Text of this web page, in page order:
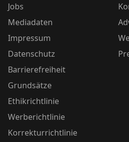
Jobs
Mediadaten
Impressum
Datenschutz
Barrierefreiheit
Grundsätze
Ethikrichtlinie
Werberichtlinie
Korrekturrichtlinie